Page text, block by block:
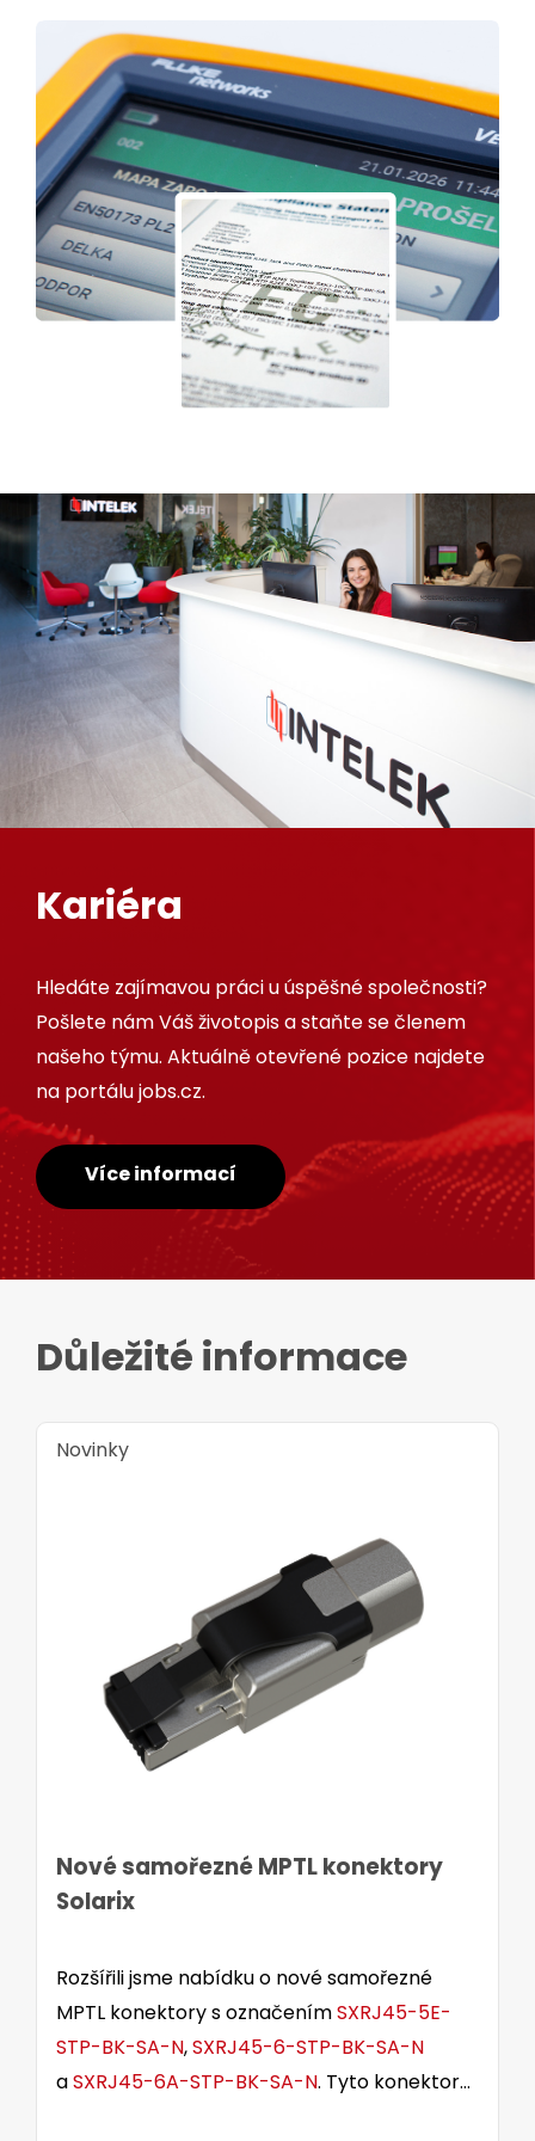
Kariéra
Hledáte zajímavou práci u úspěšné společnosti?
Pošlete nám Váš životopis a staňte se členem
našeho týmu. Aktuálně otevřené pozice najdete
na portálu jobs.cz.
Více informací
Důležité informace
Novinky
Nové samořezné MPTL konektory
Solarix
Rozšířili jsme nabídku o nové samořezné
MPTL konektory s označenímSXRJ45-5E-
STP-BK-SA-N,SXRJ45-6-STP-BK-SA-N
aSXRJ45-6A-STP-BK-SA-N. Tyto konektory